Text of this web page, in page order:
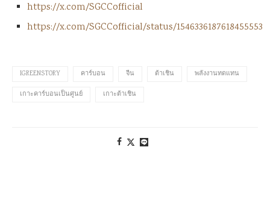
https://x.com/SGCCofficial
https://x.com/SGCCofficial/status/1546336187618455553
IGREENSTORY คาร์บอน จีน ต้าเชิน พลังงานทดแทน
เกาะคาร์บอนเป็นศูนย์ เกาะต้าเชิน